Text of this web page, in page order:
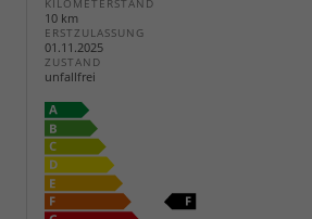
KILOMETERSTAND
10 km
ERSTZULASSUNG
01.11.2025
ZUSTAND
unfallfrei